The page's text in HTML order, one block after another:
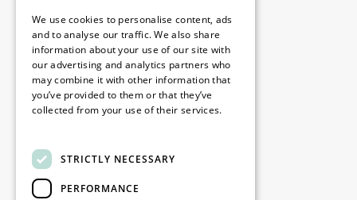
Juridisch
Disclaimer
Privacybeleid
Cookie Policy
Contact
We use cookies to personalise content, ads
and to analyse our traffic. We also share
information about your use of our site with
our advertising and analytics partners who
may combine it with other information that
you’ve provided to them or that they’ve
collected from your use of their services.
STRICTLY NECESSARY
PERFORMANCE